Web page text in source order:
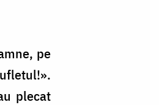
pe
plecat